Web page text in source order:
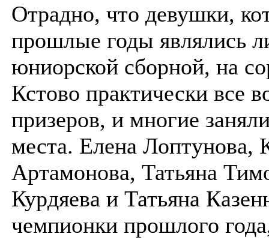
Отрадно, что девушки,
прошлые годы являлись
юниорской сборной, на
Кстово практически все
призеров, и многие
места. Елена Лоптунова,
Артамонова, Татьяна
Курдяева и Татьяна
чемпионки прошлого